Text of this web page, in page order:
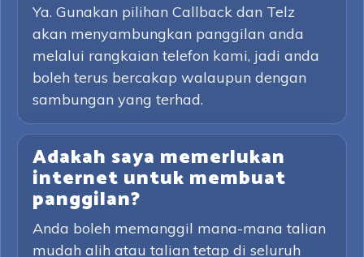
Ya. Gunakan pilihan Callback dan Telz
akan menyambungkan panggilan anda
melalui rangkaian telefon kami, jadi anda
boleh terus bercakap walaupun dengan
sambungan yang terhad.
Adakah saya memerlukan
internet untuk membuat
panggilan?
Anda boleh memanggil mana-mana talian
mudah alih atau talian tetap di seluruh